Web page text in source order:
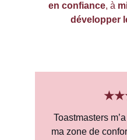
en confiance, à
développer
Toastmasters
ma zone de